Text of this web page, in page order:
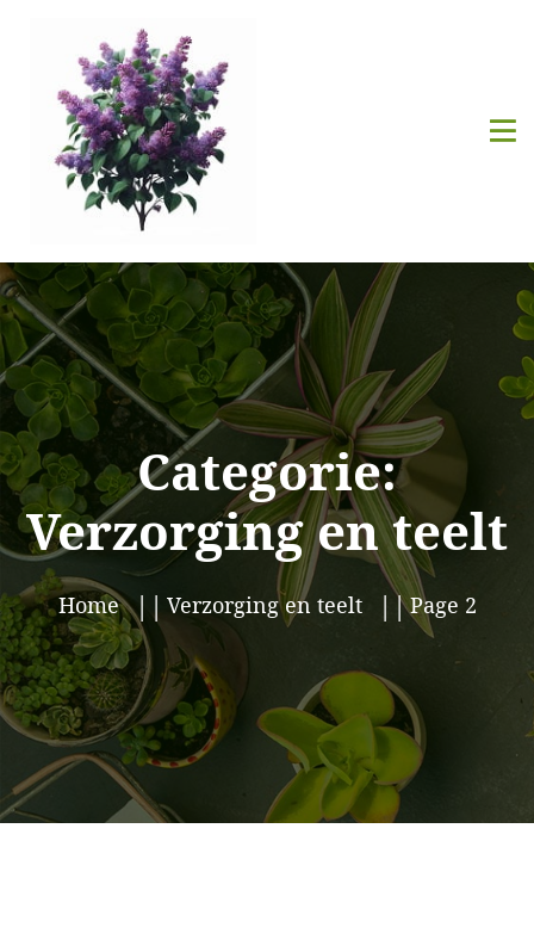
Categorie:
Verzorging en teelt
Home Verzorging en teelt Page 2